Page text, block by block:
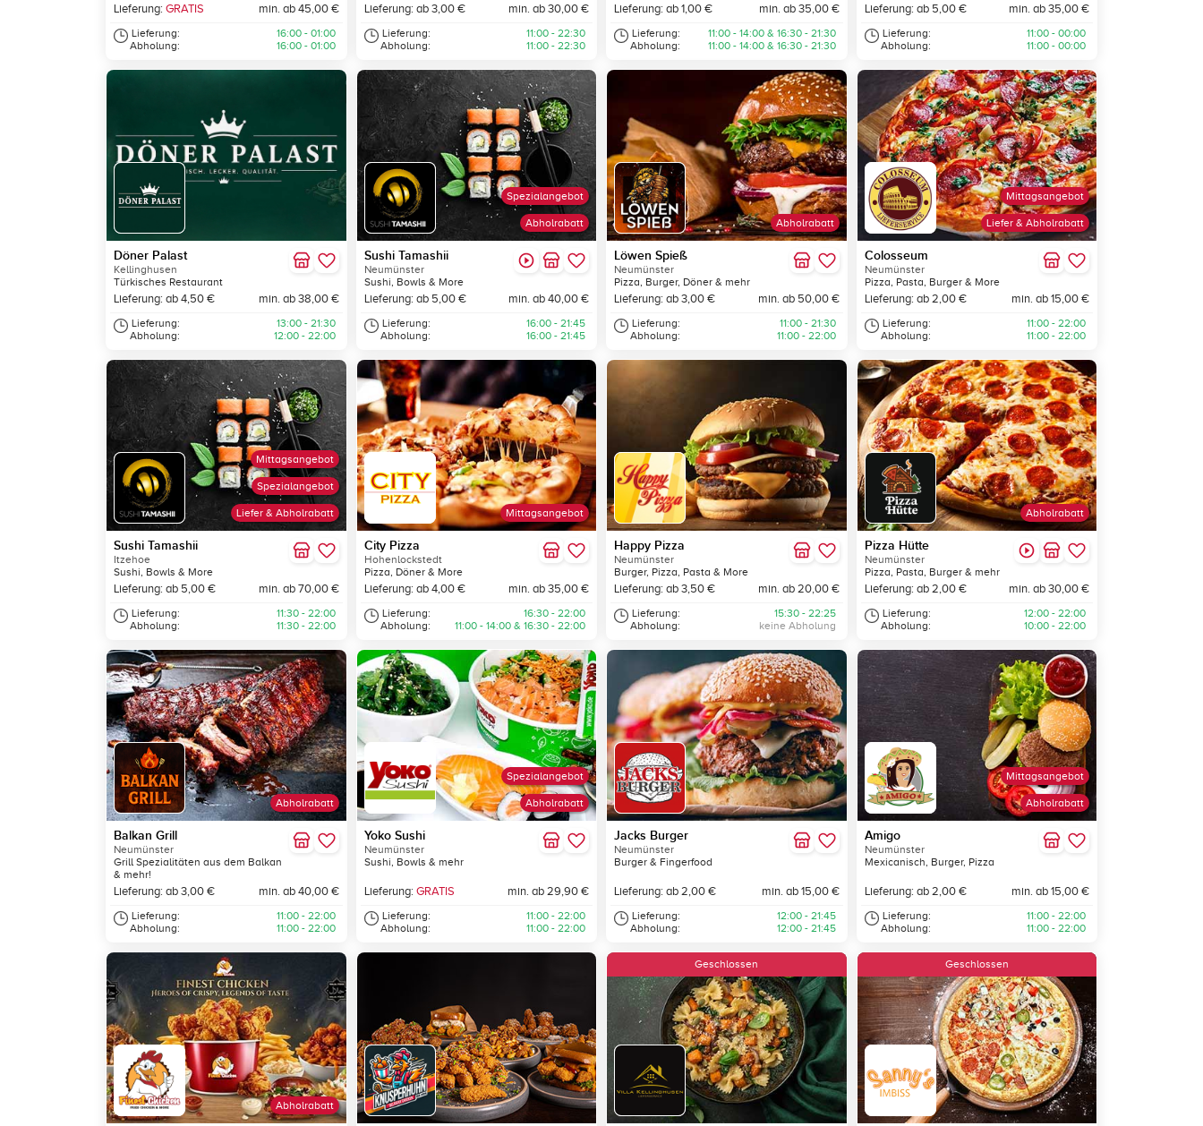
Lieferung: GRATIS min. ab 45,00 €
Lieferung:
Abholung:
16:00 - 01:00
16:00 - 01:00
Lieferung: ab 3,00 € min. ab 30,00 €
Lieferung:
Abholung:
11:00 - 22:30
11:00 - 22:30
Lieferung: ab 1,00 € min. ab 35,00 €
Lieferung:
Abholung:
11:00 - 14:00 & 16:30 - 21:30
11:00 - 14:00 & 16:30 - 21:30
Lieferung: ab 5,00 € min. ab 35,00 €
Lieferung:
Abholung:
11:00 - 00:00
11:00 - 00:00
Döner Palast
Kellinghusen
Türkisches Restaurant
Lieferung: ab 4,50 € min. ab 38,00 €
Lieferung:
Abholung:
13:00 - 21:30
12:00 - 22:00
Abholrabatt
Spezialangebot
Sushi Tamashii
Neumünster
Sushi, Bowls & More
Lieferung: ab 5,00 € min. ab 40,00 €
Lieferung:
Abholung:
16:00 - 21:45
16:00 - 21:45
Abholrabatt
Löwen Spieß
Neumünster
Pizza, Burger, Döner & mehr
Lieferung: ab 3,00 € min. ab 50,00 €
Lieferung:
Abholung:
11:00 - 21:30
11:00 - 22:00
Liefer & Abholrabatt
Mittagsangebot
Colosseum
Neumünster
Pizza, Pasta, Burger & More
Lieferung: ab 2,00 € min. ab 15,00 €
Lieferung:
Abholung:
11:00 - 22:00
11:00 - 22:00
Liefer & Abholrabatt
Spezialangebot
Mittagsangebot
Sushi Tamashii
Itzehoe
Sushi, Bowls & More
Lieferung: ab 5,00 € min. ab 70,00 €
Lieferung:
Abholung:
11:30 - 22:00
11:30 - 22:00
Mittagsangebot
City Pizza
Hohenlockstedt
Pizza, Döner & More
Lieferung: ab 4,00 € min. ab 35,00 €
Lieferung:
Abholung:
16:30 - 22:00
11:00 - 14:00 & 16:30 - 22:00
Happy Pizza
Neumünster
Burger, Pizza, Pasta & More
Lieferung: ab 3,50 € min. ab 20,00 €
Lieferung:
Abholung:
15:30 - 22:25
keine Abholung
Abholrabatt
Pizza Hütte
Neumünster
Pizza, Pasta, Burger & mehr
Lieferung: ab 2,00 € min. ab 30,00 €
Lieferung:
Abholung:
12:00 - 22:00
10:00 - 22:00
Abholrabatt
Balkan Grill
Neumünster
Grill Spezialitäten aus dem Balkan
& mehr!
Lieferung: ab 3,00 € min. ab 40,00 €
Lieferung:
Abholung:
11:00 - 22:00
11:00 - 22:00
Abholrabatt
Spezialangebot
Yoko Sushi
Neumünster
Sushi, Bowls & mehr
Lieferung: GRATIS min. ab 29,90 €
Lieferung:
Abholung:
11:00 - 22:00
11:00 - 22:00
Jacks Burger
Neumünster
Burger & Fingerfood
Lieferung: ab 2,00 € min. ab 15,00 €
Lieferung:
Abholung:
12:00 - 21:45
12:00 - 21:45
Abholrabatt
Mittagsangebot
Amigo
Neumünster
Mexicanisch, Burger, Pizza
Lieferung: ab 2,00 € min. ab 15,00 €
Lieferung:
Abholung:
11:00 - 22:00
11:00 - 22:00
Abholrabatt
Geschlossen Geschlossen